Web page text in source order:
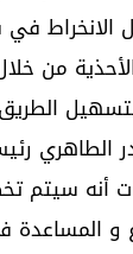
الانخراط
من
الطاهري
أنه سيتم
و المساعدة